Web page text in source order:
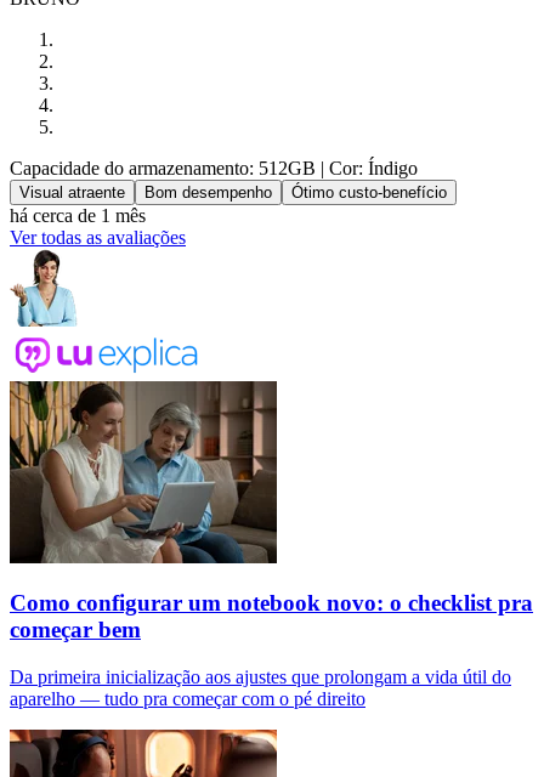
Capacidade do armazenamento: 512GB | Cor: Índigo
Visual atraente Bom desempenho Ótimo custo-benefício
há cerca de 1 mês
Ver todas as avaliações
Como configurar um notebook novo: o checklist pra
começar bem
Da primeira inicialização aos ajustes que prolongam a vida útil do
aparelho — tudo pra começar com o pé direito